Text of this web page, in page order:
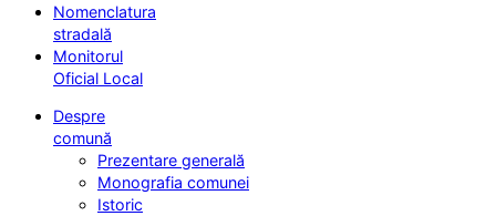
Nomenclatura
stradală
Monitorul
Oficial Local
Despre
comună
Prezentare generală
Monografia comunei
Istoric